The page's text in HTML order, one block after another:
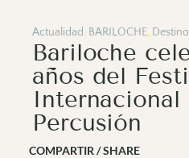
Actualidad, BARILOCHE,
Bariloche
años del
Internacional
Percusión
COMPARTIR / SHARE